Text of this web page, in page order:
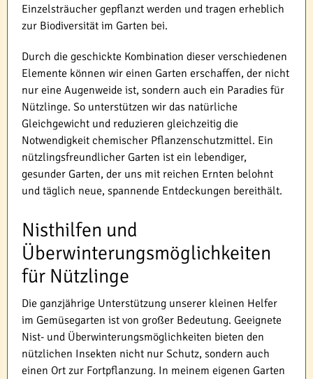
Einzelsträucher gepflanzt werden und tragen erheblich
zur Biodiversität im Garten bei.
Durch die geschickte Kombination dieser verschiedenen
Elemente können wir einen Garten erschaffen, der nicht
nur eine Augenweide ist, sondern auch ein Paradies für
Nützlinge. So unterstützen wir das natürliche
Gleichgewicht und reduzieren gleichzeitig die
Notwendigkeit chemischer Pflanzenschutzmittel. Ein
nützlingsfreundlicher Garten ist ein lebendiger,
gesunder Garten, der uns mit reichen Ernten belohnt
und täglich neue, spannende Entdeckungen bereithält.
Nisthilfen und
Überwinterungsmöglichkeiten
für Nützlinge
Die ganzjährige Unterstützung unserer kleinen Helfer
im Gemüsegarten ist von großer Bedeutung. Geeignete
Nist- und Überwinterungsmöglichkeiten bieten den
nützlichen Insekten nicht nur Schutz, sondern auch
einen Ort zur Fortpflanzung. In meinem eigenen Garten